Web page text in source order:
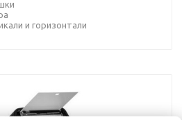
и горизонтали